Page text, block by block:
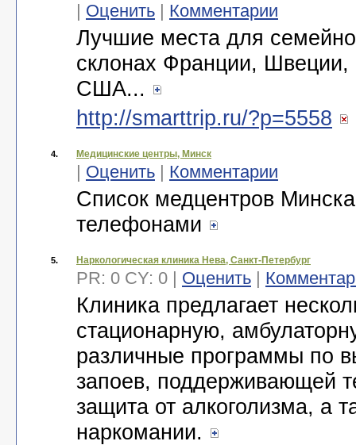
| Оценить | Комментарии
Лучшие места для
склонах Франции,
США...
http://smarttrip.ru/?p=5558
4. Медицинские центры, Минск
| Оценить | Комментарии
Список медцентров
телефонами
5. Наркологическая клиника Нева, Санкт-Петербург
PR: 0 CY: 0 | Оценить |
Клиника предлагает
стационарную,
различные программы по
запоев, поддерживающей
защита от алкоголизма, а
наркомании.